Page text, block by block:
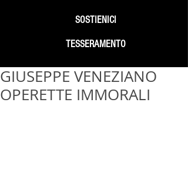
SOSTIENICI
TESSERAMENTO
GIUSEPPE VENEZIANO
OPERETTE IMMORALI